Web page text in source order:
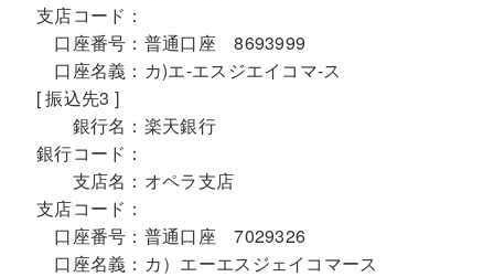
支店コード：
口座番号： 普通口座 8693999
口座名義： カ)エ-エスジエイコマ-ス
[ 振込先3 ]
銀行名： 楽天銀行
銀行コード：
支店名： オペラ支店
支店コード：
口座番号： 普通口座 7029326
口座名義： カ）エーエスジェイコマース